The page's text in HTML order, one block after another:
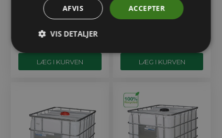
Ny palletank 1050 L på
Ny palletank 300 L på
ACCEPTER
AFVIS
VIS DETALJER